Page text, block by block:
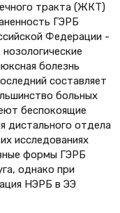
тракта (ЖКТ)
ГЭРБ
Федерации -
болезнь
составляет
больных
беспокоящие
дистального отдела
исследованиях
формы ГЭРБ
однако при
НЭРБ в ЭЭ